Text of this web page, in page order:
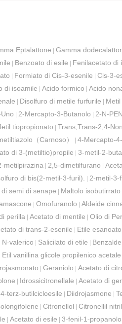
Eptalattone | Gamma
| Benzoato di esile | Fenilacetato di
| Formiato di Cis-3-esenile | Cis-3-
di isoamile | Acido formico | Acido
| Disolfuro di metile furfurile |
| 2-Mercapto-3-Butanolo | 2-N-
tiopropionato | Trans,Trans-2,4-
（Carnoso） | 4-Mercapto-
di 3-(metiltio)propile | 3-metil-2-
metilpirazina | 2,5-dimetilfurano |
di bis(2-metil-3-furil). | 2-metil-3-
di semi di senape | Maltolo isobutirrato
| Omofuranolo | Aldeide
perilla | Acetato di mentile | Olio di
di trans-2-esenile | Etile esanoato
N-valerico | Salicilato di etile |
Etil vanillina glicole propilenico acetale
| Geraniolo | Acetato di
| Idrossicitronellale | Acetato di
terz-butilcicloesile | Diidrojasmone |
| Citronellol | Citronellil
| Acetato di esile | 3-fenil-1-propanolo